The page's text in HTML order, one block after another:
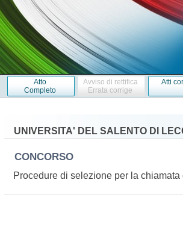
Atto
Completo
Avviso di rettifica
Errata corrige
Atti
UNIVERSITA' DEL SALENTO DI
CONCORSO
Procedure di selezione per la